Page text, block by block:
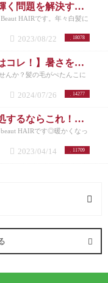
白髪がキラキラに輝く問題を解決する方法とは？白髪を活かしたカラーも紹介
HAIRです。年々白髪に
18078
2023/08/22
【夏に涼しい髪型はコレ！】暑さを乗り切りたいメンズさんにオススメの髪型とは？
んか？髪の毛がぺたんこに
14277
2024/07/26
横に膨らむ髪に対処するならこれ！洗足でメンズカットが得意な美容院が紹介◎
HAIRです◎暖かくなっ
11709
2023/04/14